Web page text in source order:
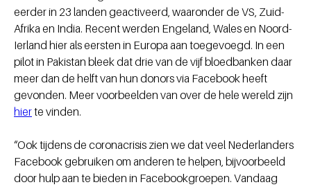
eerder in 23 landen geactiveerd, waaronder de VS, Zuid-
Afrika en India. Recent werden Engeland, Wales en Noord-
Ierland hier als eersten in Europa aan toegevoegd. In een
pilot in Pakistan bleek dat drie van de vijf bloedbanken daar
meer dan de helft van hun donors via Facebook heeft
gevonden. Meer voorbeelden van over de hele wereld zijn
hierte vinden.
“Ook tijdens de coronacrisis zien we dat veel Nederlanders
Facebook gebruiken om anderen te helpen, bijvoorbeeld
door hulp aan te bieden in Facebookgroepen. Vandaag